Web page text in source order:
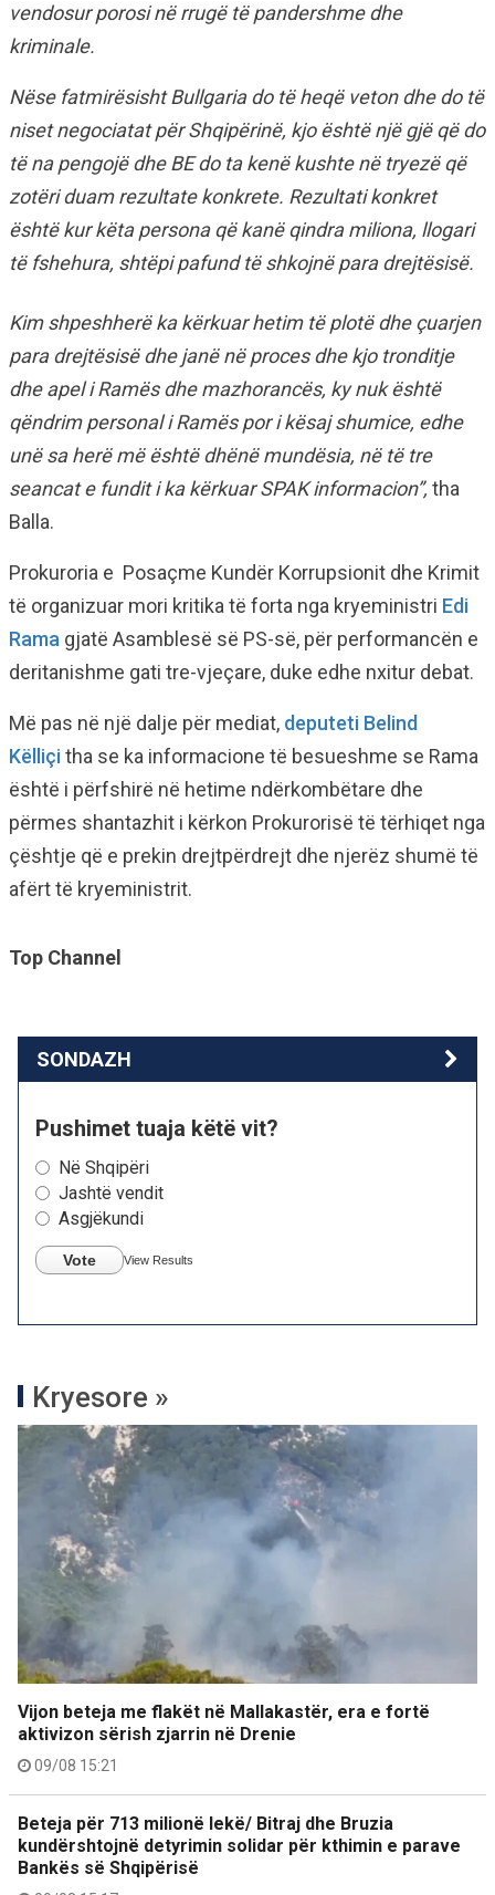
vendosur porosi në rrugë të pandershme dhe
kriminale.
Nëse fatmirësisht Bullgaria do të heqë veton dhe do të
niset negociatat për Shqipërinë, kjo është një gjë që do
të na pengojë dhe BE do ta kenë kushte në tryezë që
zotëri duam rezultate konkrete. Rezultati konkret
është kur këta persona që kanë qindra miliona, llogari
të fshehura, shtëpi pafund të shkojnë para drejtësisë.
Kim shpeshherë ka kërkuar hetim të plotë dhe çuarjen
para drejtësisë dhe janë në proces dhe kjo tronditje
dhe apel i Ramës dhe mazhorancës, ky nuk është
qëndrim personal i Ramës por i kësaj shumice, edhe
unë sa herë më është dhënë mundësia, në të tre
seancat e fundit i ka kërkuar SPAK informacion”, tha
Balla.
Prokuroria e Posaçme Kundër Korrupsionit dhe Krimit
të organizuar mori kritika të forta nga kryeministri Edi
Rama gjatë Asamblesë së PS-së, për performancën e
deritanishme gati tre-vjeçare, duke edhe nxitur debat.
Më pas në një dalje për mediat, deputeti Belind
Këlliçitha se ka informacione të besueshme se Rama
është i përfshirë në hetime ndërkombëtare dhe
përmes shantazhit i kërkon Prokurorisë të tërhiqet nga
çështje që e prekin drejtpërdrejt dhe njerëz shumë të
afërt të kryeministrit.
Top Channel
SONDAZH
Pushimet tuaja këtë vit?
Në Shqipëri
Jashtë vendit
Asgjëkundi
Vote View Results
Kryesore »
Vijon beteja me flakët në Mallakastër, era e fortë
aktivizon sërish zjarrin në Drenie
09/08 15:21
Beteja për 713 milionë lekë/ Bitraj dhe Bruzia
kundërshtojnë detyrimin solidar për kthimin e parave
Bankës së Shqipërisë